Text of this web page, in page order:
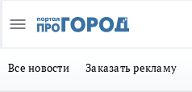
Все новости Заказать рекламу